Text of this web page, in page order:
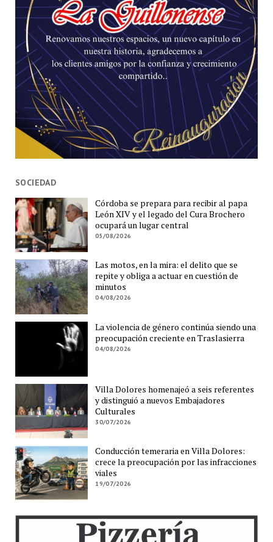
SOCIEDAD
Córdoba se prepara para recibir al papa
León XIV y el legado del Cura Brochero
ocupará un lugar central
05/08/2026
Las motos, en la mira: el delito que se
repite y obliga a actuar en cuestión de
minutos
04/08/2026
La violencia de género continúa siendo una
preocupación creciente en Traslasierra
04/08/2026
Villa Dolores homenajeó a seis referentes
y distinguió a nuevos Embajadores
Culturales
30/07/2026
Conducción temeraria en Villa Dolores:
crece la preocupación por las infracciones
viales
19/07/2026